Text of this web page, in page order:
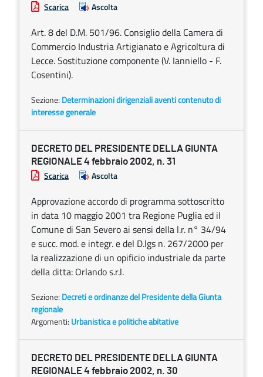
Scarica Ascolta
Art. 8 del D.M. 501/96. Consiglio della Camera di
Commercio Industria Artigianato e Agricoltura di
Lecce. Sostituzione componente (V. Ianniello - F.
Cosentini).
Sezione: Determinazioni dirigenziali aventi contenuto di
interesse generale
DECRETO DEL PRESIDENTE DELLA GIUNTA
REGIONALE 4 febbraio 2002, n. 31
Scarica Ascolta
Approvazione accordo di programma sottoscritto
in data 10 maggio 2001 tra Regione Puglia ed il
Comune di San Severo ai sensi della l.r. n° 34/94
e succ. mod. e integr. e del D.lgs n. 267/2000 per
la realizzazione di un opificio industriale da parte
della ditta: Orlando s.r.l.
Sezione: Decreti e ordinanze del Presidente della Giunta
regionale
Argomenti: Urbanistica e politiche abitative
DECRETO DEL PRESIDENTE DELLA GIUNTA
REGIONALE 4 febbraio 2002, n. 30